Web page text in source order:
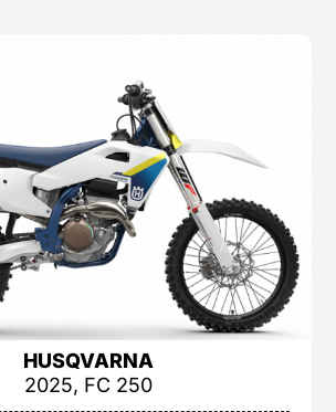
HUSQVARNA
2025, FC 250